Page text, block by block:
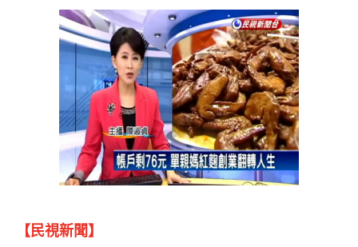
【民視新聞】